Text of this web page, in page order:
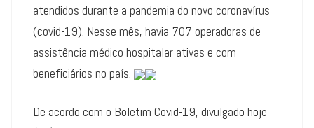
atendidos durante a pandemia do novo coronavírus
(covid-19). Nesse mês, havia 707 operadoras de
assistência médico hospitalar ativas e com
beneficiários no país.
De acordo com o Boletim Covid-19, divulgado hoje